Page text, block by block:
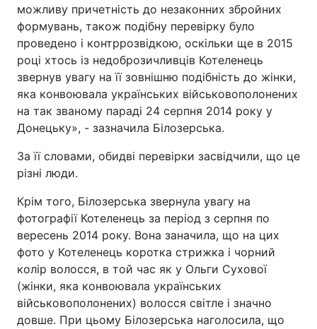
можливу причетність до незаконних збройних
формувань, також подібну перевірку було
проведено і контррозвідкою, оскільки ще в 2015
році хтось із недоброзичливців Котеленець
звернув увагу на її зовнішню подібність до жінки,
яка конвоювала українських військовополонених
на так званому параді 24 серпня 2014 року у
Донецьку», - зазначила Білозерська.
За її словами, обидві перевірки засвідчили, що це
різні люди.
Крім того, Білозерська звернула увагу на
фотографії Котеленець за період з серпня по
вересень 2014 року. Вона заначила, що на цих
фото у Котеленець коротка стрижка і чорний
колір волосся, в той час як у Ольги Сухової
(жінки, яка конвоювала українських
військовополонених) волосся світле і значно
довше. При цьому Білозерська наголосила, що